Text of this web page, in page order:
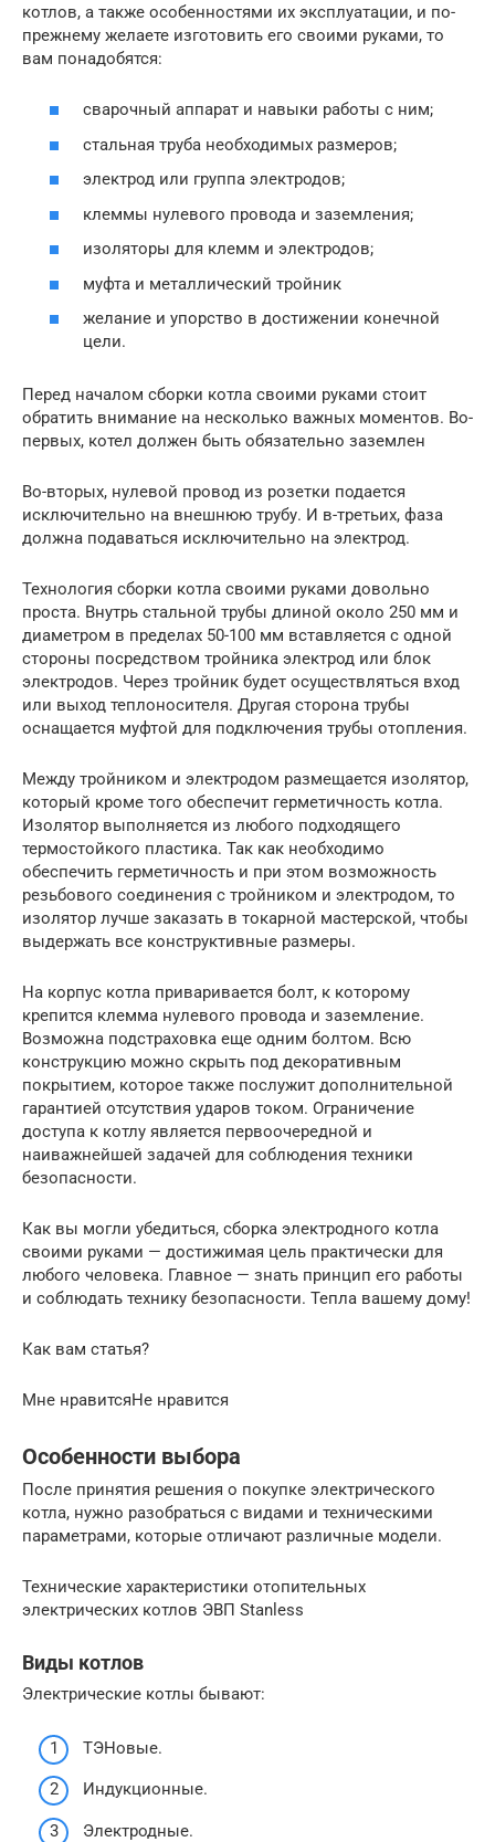
котлов, а также особенностями их эксплуатации, и по-
прежнему желаете изготовить его своими руками, то
вам понадобятся:
сварочный аппарат и навыки работы с ним;
стальная труба необходимых размеров;
электрод или группа электродов;
клеммы нулевого провода и заземления;
изоляторы для клемм и электродов;
муфта и металлический тройник
желание и упорство в достижении конечной
цели.
Перед началом сборки котла своими руками стоит
обратить внимание на несколько важных моментов. Во-
первых, котел должен быть обязательно заземлен
Во-вторых, нулевой провод из розетки подается
исключительно на внешнюю трубу. И в-третьих, фаза
должна подаваться исключительно на электрод.
Технология сборки котла своими руками довольно
проста. Внутрь стальной трубы длиной около 250 мм и
диаметром в пределах 50-100 мм вставляется с одной
стороны посредством тройника электрод или блок
электродов. Через тройник будет осуществляться вход
или выход теплоносителя. Другая сторона трубы
оснащается муфтой для подключения трубы отопления.
Между тройником и электродом размещается изолятор,
который кроме того обеспечит герметичность котла.
Изолятор выполняется из любого подходящего
термостойкого пластика. Так как необходимо
обеспечить герметичность и при этом возможность
резьбового соединения с тройником и электродом, то
изолятор лучше заказать в токарной мастерской, чтобы
выдержать все конструктивные размеры.
На корпус котла приваривается болт, к которому
крепится клемма нулевого провода и заземление.
Возможна подстраховка еще одним болтом. Всю
конструкцию можно скрыть под декоративным
покрытием, которое также послужит дополнительной
гарантией отсутствия ударов током. Ограничение
доступа к котлу является первоочередной и
наиважнейшей задачей для соблюдения техники
безопасности.
Как вы могли убедиться, сборка электродного котла
своими руками — достижимая цель практически для
любого человека. Главное — знать принцип его работы
и соблюдать технику безопасности. Тепла вашему дому!
Как вам статья?
Мне нравитсяНе нравится
Особенности выбора
После принятия решения о покупке электрического
котла, нужно разобраться с видами и техническими
параметрами, которые отличают различные модели.
Технические характеристики отопительных
электрических котлов ЭВП Stanless
Виды котлов
Электрические котлы бывают:
ТЭНовые.
Индукционные.
Электродные.